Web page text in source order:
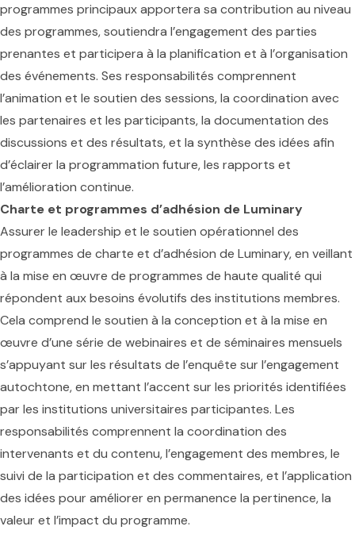
programmes principaux apportera sa contribution au niveau
des programmes, soutiendra l’engagement des parties
prenantes et participera à la planification et à l’organisation
des événements. Ses responsabilités comprennent
l’animation et le soutien des sessions, la coordination avec
les partenaires et les participants, la documentation des
discussions et des résultats, et la synthèse des idées afin
d’éclairer la programmation future, les rapports et
l’amélioration continue.
Charte et programmes d’adhésion de Luminary
Assurer le leadership et le soutien opérationnel des
programmes de charte et d’adhésion de Luminary, en veillant
à la mise en œuvre de programmes de haute qualité qui
répondent aux besoins évolutifs des institutions membres.
Cela comprend le soutien à la conception et à la mise en
œuvre d’une série de webinaires et de séminaires mensuels
s’appuyant sur les résultats de l’enquête sur l’engagement
autochtone, en mettant l’accent sur les priorités identifiées
par les institutions universitaires participantes. Les
responsabilités comprennent la coordination des
intervenants et du contenu, l’engagement des membres, le
suivi de la participation et des commentaires, et l’application
des idées pour améliorer en permanence la pertinence, la
valeur et l’impact du programme.